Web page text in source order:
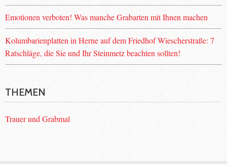
Emotionen verboten! Was manche Grabarten mit Ihnen machen
Kolumbarienplatten in Herne auf dem Friedhof Wiescherstraße: 7
Ratschläge, die Sie und Ihr Steinmetz beachten sollten!
THEMEN
Trauer und Grabmal